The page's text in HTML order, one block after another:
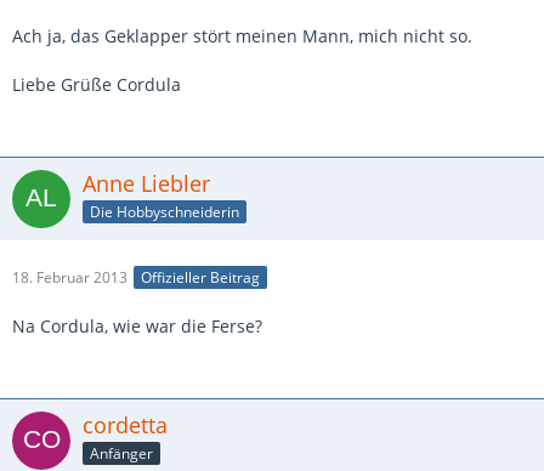
Ach ja, das Geklapper stört meinen Mann, mich nicht so.
Liebe Grüße Cordula
Anne Liebler
Die Hobbyschneiderin
18. Februar 2013 Offizieller Beitrag
Na Cordula, wie war die Ferse?
cordetta
Anfänger